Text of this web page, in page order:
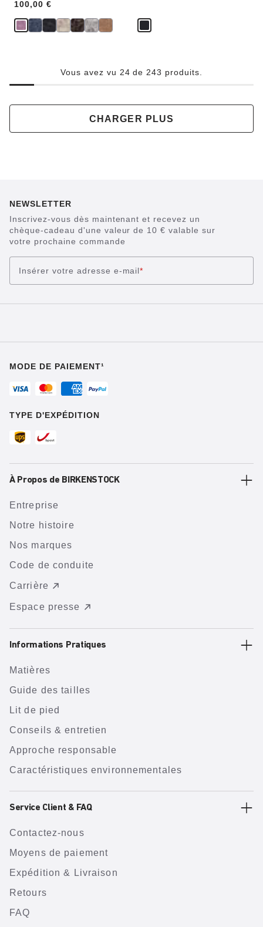
Price:
100,00 €
Vous avez vu 24 de 243 produits.
CHARGER PLUS
NEWSLETTER
Inscrivez-vous dès maintenant et recevez un
chèque-cadeau d'une valeur de 10 € valable sur
votre prochaine commande
Insérer votre adresse e-mail*
MODE DE PAIEMENT¹
TYPE D'EXPÉDITION
À Propos de BIRKENSTOCK
Entreprise
Notre histoire
Nos marques
Code de conduite
Carrière
Espace presse
Informations Pratiques
Matières
Guide des tailles
Lit de pied
Conseils & entretien
Approche responsable
Caractéristiques environnementales
Service Client & FAQ
Contactez-nous
Moyens de paiement
Expédition & Livraison
Retours
FAQ